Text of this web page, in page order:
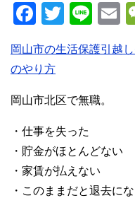
F
a
c
e
b
o
o
k
T
tt
Li
n
e
E
岡山市の生活保護引越
のやり方
岡山市北区で無職。
・仕事を失った
・貯金がほとんどない
・家賃が払えない
・このままだと退去に